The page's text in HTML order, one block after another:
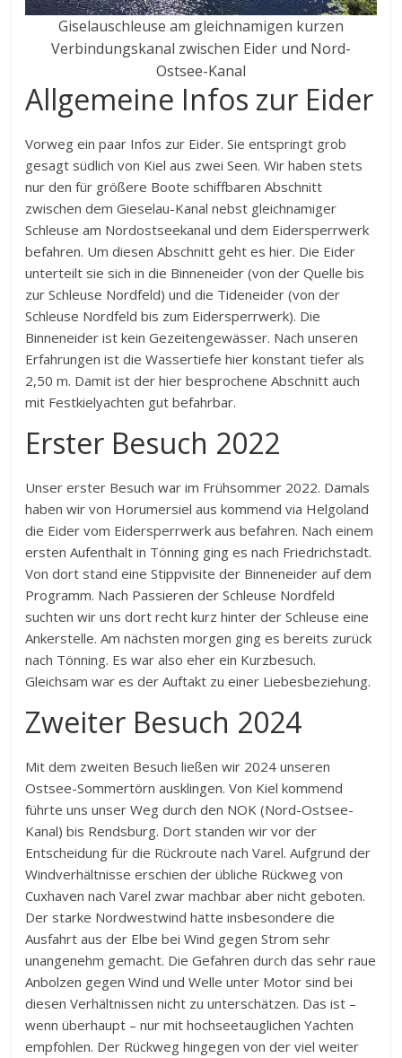
Giselauschleuse am gleichnamigen kurzen
Verbindungskanal zwischen Eider und Nord-
Ostsee-Kanal
Allgemeine Infos zur Eider
Vorweg ein paar Infos zur Eider. Sie entspringt grob
gesagt südlich von Kiel aus zwei Seen. Wir haben stets
nur den für größere Boote schiffbaren Abschnitt
zwischen dem Gieselau-Kanal nebst gleichnamiger
Schleuse am Nordostseekanal und dem Eidersperrwerk
befahren. Um diesen Abschnitt geht es hier. Die Eider
unterteilt sie sich in die Binneneider (von der Quelle bis
zur Schleuse Nordfeld) und die Tideneider (von der
Schleuse Nordfeld bis zum Eidersperrwerk). Die
Binneneider ist kein Gezeitengewässer. Nach unseren
Erfahrungen ist die Wassertiefe hier konstant tiefer als
2,50 m. Damit ist der hier besprochene Abschnitt auch
mit Festkielyachten gut befahrbar.
Erster Besuch 2022
Unser erster Besuch war im Frühsommer 2022. Damals
haben wir von Horumersiel aus kommend via Helgoland
die Eider vom Eidersperrwerk aus befahren. Nach einem
ersten Aufenthalt in Tönning ging es nach Friedrichstadt.
Von dort stand eine Stippvisite der Binneneider auf dem
Programm. Nach Passieren der Schleuse Nordfeld
suchten wir uns dort recht kurz hinter der Schleuse eine
Ankerstelle. Am nächsten morgen ging es bereits zurück
nach Tönning. Es war also eher ein Kurzbesuch.
Gleichsam war es der Auftakt zu einer Liebesbeziehung.
Zweiter Besuch 2024
Mit dem zweiten Besuch ließen wir 2024 unseren
Ostsee-Sommertörn ausklingen. Von Kiel kommend
führte uns unser Weg durch den NOK (Nord-Ostsee-
Kanal) bis Rendsburg. Dort standen wir vor der
Entscheidung für die Rückroute nach Varel. Aufgrund der
Windverhältnisse erschien der übliche Rückweg von
Cuxhaven nach Varel zwar machbar aber nicht geboten.
Der starke Nordwestwind hätte insbesondere die
Ausfahrt aus der Elbe bei Wind gegen Strom sehr
unangenehm gemacht. Die Gefahren durch das sehr raue
Anbolzen gegen Wind und Welle unter Motor sind bei
diesen Verhältnissen nicht zu unterschätzen. Das ist –
wenn überhaupt – nur mit hochseetauglichen Yachten
empfohlen. Der Rückweg hingegen von der viel weiter